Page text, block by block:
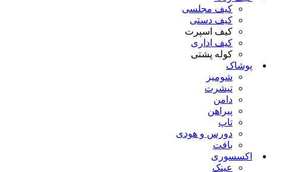
کیف مجلسی
کیف دستی
کیف اسپرت
کیف اداری
کوله پشتی
پوشاک
شومیز
تیشرت
دامن
پیراهن
تاپ
دورس و هودی
بافت
اکسسوری
عینک